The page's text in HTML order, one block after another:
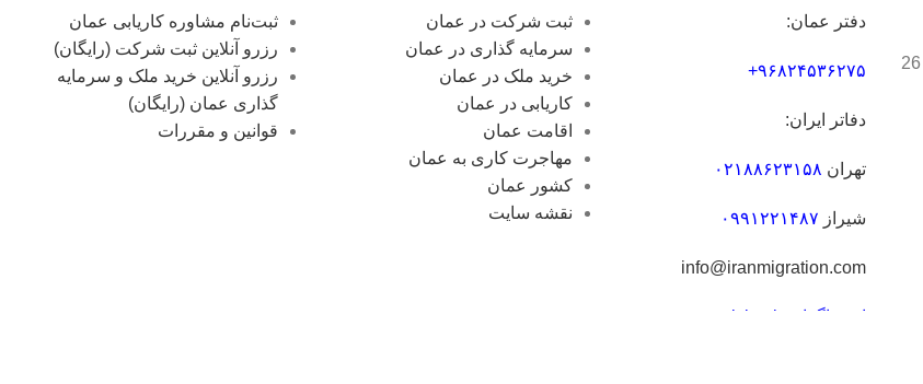
تهران، خیابان ملاصدرا، خیابان شیراز شمالی، خیابان دانشور شرقی، پلاک 26
دفتر عمان:
۹۶۸۲۴۵۳۶۲۷۵+
دفاتر ایران:
تهران ۰۲۱۸۸۶۲۳۱۵۸
شیراز ۰۹۹۱۲۲۱۴۸۷
info@iranmigration.com
اینستاگرام: omanvision.ir
ثبت شرکت در عمان
سرمایه گذاری در عمان
خرید ملک در عمان
کاریابی در عمان
اقامت عمان
مهاجرت کاری به عمان
کشور عمان
نقشه سایت
ثبت‌نام مشاوره کاریابی عمان
رزرو آنلاین ثبت شرکت (رایگان)
رزرو آنلاین خرید ملک و سرمایه
گذاری عمان (رایگان)
قوانین و مقررات